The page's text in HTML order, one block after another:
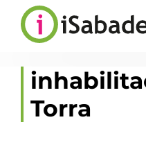
Torra